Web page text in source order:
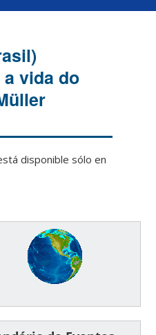
vida do
disponible sólo en